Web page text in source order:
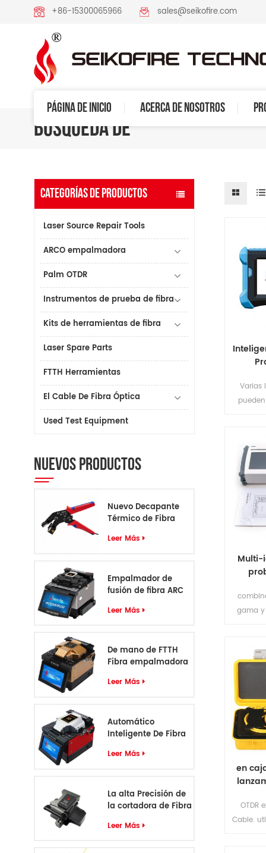
+86-15300065966 sales@seikofire.com
PÁGINA DE INICIO ACERCA DE NOSOTROS
BÚSQUEDA DE
CATEGORÍAS DE PRODUCTOS
Laser Source Repair Tools
ARCO empalmadora
Palm OTDR
Instrumentos de prueba de fibra
Kits de herramientas de fibra
Laser Spare Parts
FTTH Herramientas
El Cable De Fibra Óptica
Used Test Equipment
NUEVOS PRODUCTOS
Nuevo Decapante
Térmico de Fibra
Leer Más
Empalmador de
fusión de fibra ARC
motores
Leer Más
De mano de FTTH
Fibra empalmadora
Leer Más
Automático
Inteligente De Fibra
Empalmadora S6
Leer Más
La alta Precisión de
la cortadora de Fibra
Leer Más
Varias
Multi-
gama
en
OTDR
Cable.